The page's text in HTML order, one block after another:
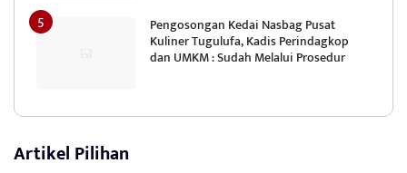
Pengosongan Kedai Nasbag Pusat
Kuliner Tugulufa, Kadis Perindagkop
dan UMKM : Sudah Melalui Prosedur
Artikel Pilihan